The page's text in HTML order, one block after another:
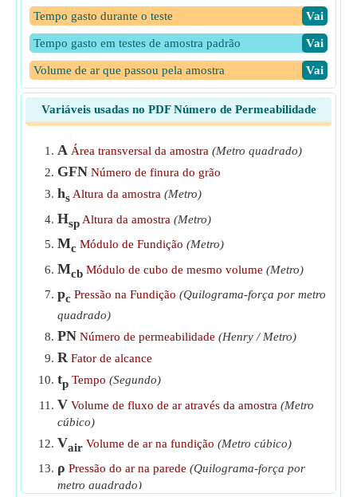
Tempo gasto durante o teste ​Vai
Tempo gasto em testes de amostra padrão ​Vai
Volume de ar que passou pela amostra ​Vai
Variáveis usadas no PDF Número de Permeabilidade
A Área transversal da amostra (Metro quadrado)
GFN Número de finura do grão
hs Altura da amostra (Metro)
Hsp Altura da amostra (Metro)
Mc Módulo de Fundição (Metro)
Mcb Módulo de cubo de mesmo volume (Metro)
pc Pressão na Fundição (Quilograma-força por metro
quadrado)
PN Número de permeabilidade (Henry / Metro)
R Fator de alcance
tp Tempo (Segundo)
V Volume de fluxo de ar através da amostra (Metro
cúbico)
Vair Volume de ar na fundição (Metro cúbico)
ρ Pressão do ar na parede (Quilograma-força por
metro quadrado)